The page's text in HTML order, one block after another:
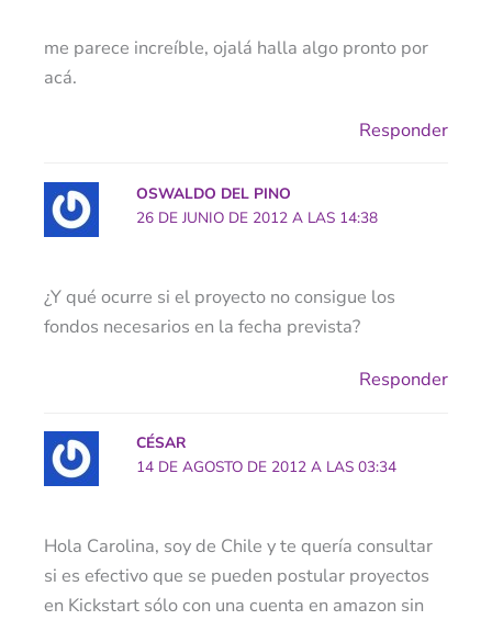
me parece increíble, ojalá halla algo pronto por
acá.
Responder
OSWALDO DEL PINO
26 DE JUNIO DE 2012 A LAS 14:38
¿Y qué ocurre si el proyecto no consigue los
fondos necesarios en la fecha prevista?
Responder
CÉSAR
14 DE AGOSTO DE 2012 A LAS 03:34
Hola Carolina, soy de Chile y te quería consultar
si es efectivo que se pueden postular proyectos
en Kickstart sólo con una cuenta en amazon sin